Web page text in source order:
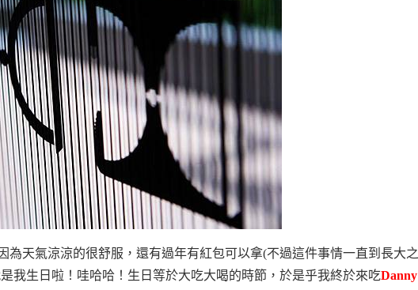
為天氣涼涼的很舒服，還有過年有紅包可以拿(不過這件事情一直到長大之
我生日啦！哇哈哈！生日等於大吃大喝的時節，於是乎我終於來吃Danny